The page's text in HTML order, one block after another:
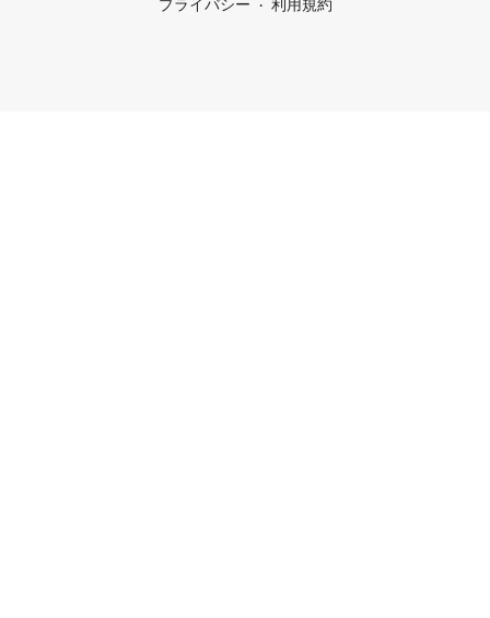
プライバシー
利用規約